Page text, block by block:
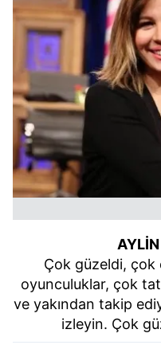
Çok güzeldi, çok
oyunculuklar, çok
ve yakından takip
izleyin. Çok